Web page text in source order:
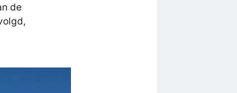
de